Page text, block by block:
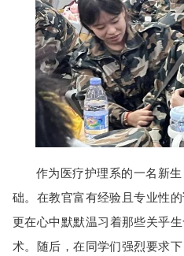
作为医疗护理系的一名新
础。在教官富有经验且专业性
更在心中默默温习着那些关乎
术。随后，在同学们强烈要求